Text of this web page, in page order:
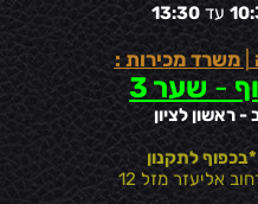
עד13:30
|משרד מכירות :
- שער 3
- ראשון לציון
*בכפוף לתקנון
אליעזר מזל 12